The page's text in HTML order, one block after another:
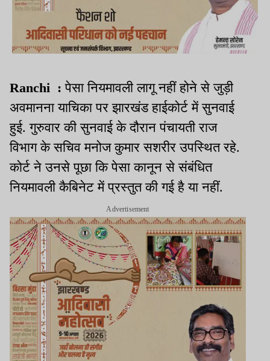
Ranchi :पेसा नियमावली लागू नहीं होने से जुड़ी
अवमानना याचिका पर झारखंड हाईकोर्ट में सुनवाई
हुई. गुरुवार की सुनवाई के दौरान पंचायती राज
विभाग के सचिव मनोज कुमार सशरीर उपस्थित रहे.
कोर्ट ने उनसे पूछा कि पेसा कानून से संबंधित
नियमावली कैबिनेट में प्रस्तुत की गई है या नहीं.
Advertisement